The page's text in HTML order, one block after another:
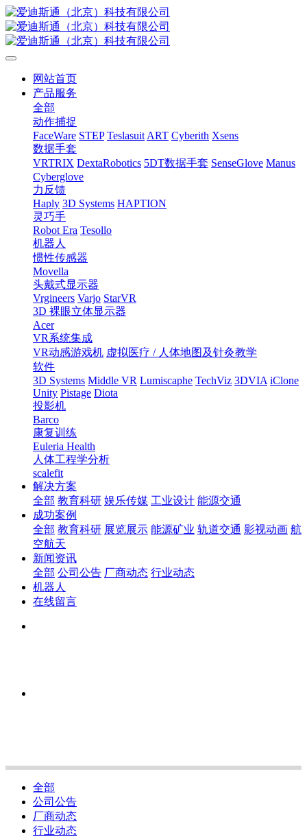
网站首页
产品服务
全部
动作捕捉
FaceWare STEP Teslasuit ART Cyberith Xsens
数据手套
VRTRIX DextaRobotics 5DT数据手套 SenseGlove Manus
Cyberglove
力反馈
Haply 3D Systems HAPTION
灵巧手
Robot Era Tesollo
机器人
惯性传感器
Movella
头戴式显示器
Vrgineers Varjo StarVR
3D 裸眼立体显示器
Acer
VR系统集成
VR动感游戏机 虚拟医疗 / 人体地图及针灸教学
软件
3D Systems Middle VR Lumiscaphe TechViz 3DVIA iClone
Unity Pistage Diota
投影机
Barco
康复训练
Euleria Health
人体工程学分析
scalefit
解决方案
全部 教育科研 娱乐传媒 工业设计 能源交通
成功案例
全部 教育科研 展览展示 能源矿业 轨道交通 影视动画 航
空航天
新闻资讯
全部 公司公告 厂商动态 行业动态
机器人
在线留言
全部
公司公告
厂商动态
行业动态